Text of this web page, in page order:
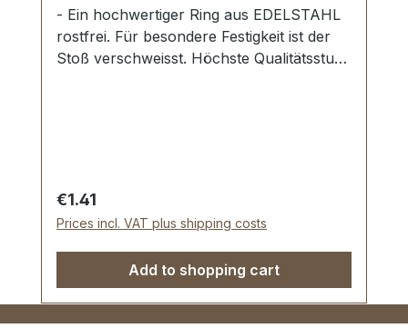
- Ein hochwertiger Ring aus EDELSTAHL
rostfrei. Für besondere Festigkeit ist der
Stoß verschweisst. Höchste Qualitätsstufe
EDELSTAHL. Durchlassweite: 25 mm,
Drahtstärke: 4,0 mm. Lieferumfang: 1
Stück Ring -
Regular price:
€1.41
Prices incl. VAT plus shipping costs
Add to shopping cart